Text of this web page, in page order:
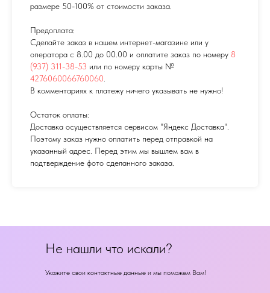
размере 50-100% от стоимости заказа.
Предоплата:
Сделайте заказ в нашем интернет-магазине или у
оператора с 8.00 до 00.00 и оплатите заказ по номеру 8
(937) 311-38-53 или по номеру карты №
4276060066760060
В комментариях к платежу ничего указывать не нужно!
Остаток оплаты:
Доставка осуществляется сервисом "Яндекс Доставка".
Поэтому заказ нужно оплатить перед отправкой на
указанный адрес. Перед этим мы вышлем вам в
подтверждение фото сделанного заказа.
Не нашли что искали?
Укажите свои контактные данные и мы поможем Вам!